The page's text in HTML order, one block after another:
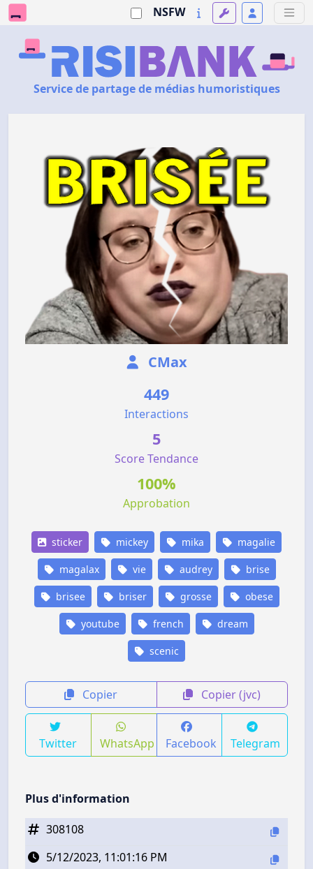
NSFW
Service de partage de médias humoristiques
CMax
449
Interactions
5
Score Tendance
100%
Approbation
sticker mickey mika magalie
magalax vie audrey brise
brisee briser grosse obese
youtube french dream
scenic
Copier Copier (jvc)
Twitter WhatsApp Facebook Telegram
Plus d'information
308108
5/12/2023, 11:01:16 PM